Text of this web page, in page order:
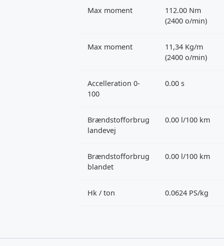
Max moment
112.00 Nm
(2400 o/min)
Max moment
11,34 Kg/m
(2400 o/min)
Accelleration 0-
100
0.00 s
Brændstofforbrug
landevej
0.00 l/100 km
Brændstofforbrug
blandet
0.00 l/100 km
Hk / ton 0.0624 PS/kg